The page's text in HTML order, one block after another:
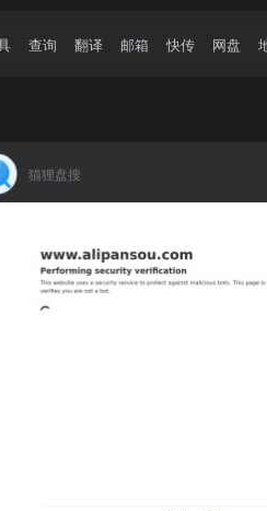
查询 翻译 邮箱 快传 网盘
猫狸盘搜